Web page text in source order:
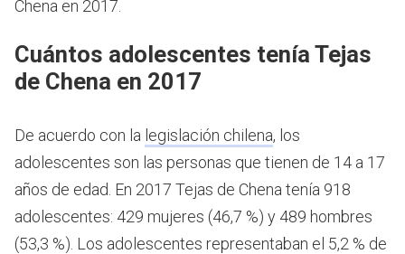
Chena en 2017.
Cuántos adolescentes tenía Tejas
de Chena en 2017
De acuerdo con la legislación chilena, los
adolescentes son las personas que tienen de 14 a 17
años de edad. En 2017 Tejas de Chena tenía 918
adolescentes: 429 mujeres (46,7 %) y 489 hombres
(53,3 %). Los adolescentes representaban el 5,2 % de